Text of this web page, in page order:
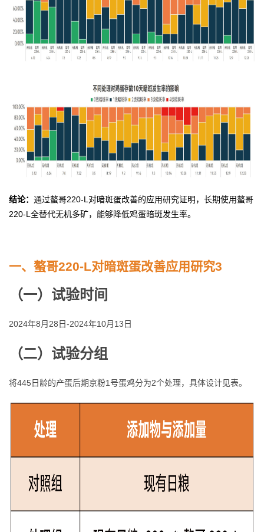
结论： 通过螯哥220-L对暗斑蛋改善的应用研究证明，长期使用螯哥
220-L全替代无机多矿，能够降低鸡蛋暗斑发生率。
一、螯哥220-L对暗斑蛋改善应用研究3
（一） 试验时间
2024年8月28日-2024年10月13日
（二）试验分组
将445日龄的产蛋后期京粉1号蛋鸡分为2个处理，具体设计见表。